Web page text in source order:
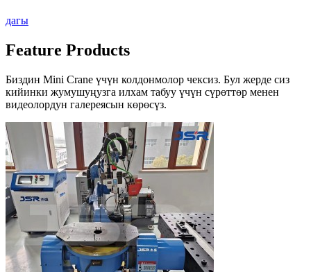
дагы
Feature Products
Биздин Mini Crane үчүн колдонмолор чексиз. Бул жерде сиз
кийинки жумушуңузга илхам табуу үчүн сүрөттөр менен
видеолордун галереясын көрөсүз.